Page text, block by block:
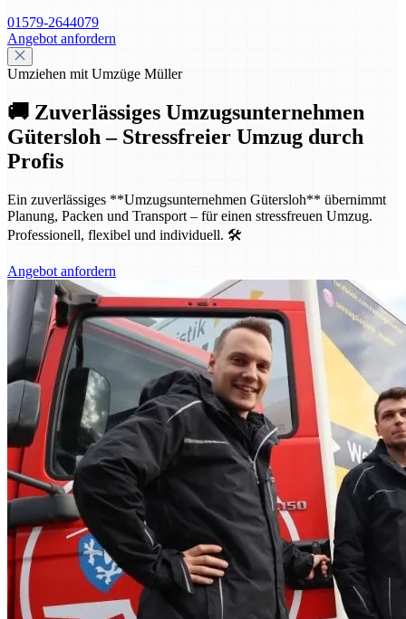
01579-2644079
Angebot anfordern
Umziehen mit Umzüge Müller
🚚 Zuverlässiges Umzugsunternehmen
Gütersloh – Stressfreier Umzug durch
Profis
Ein zuverlässiges **Umzugsunternehmen Gütersloh** übernimmt
Planung, Packen und Transport – für einen stressfreuen Umzug.
Professionell, flexibel und individuell. 🛠️
Angebot anfordern